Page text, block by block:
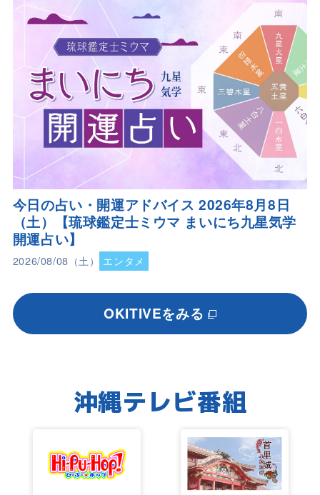
今日の占い・開運アドバイス 2026年8月8日
（土）【琉球鑑定士ミウマ まいにち九星気学
開運占い】
2026/08/08（土） エンタメ
OKITIVEをみる
沖縄テレビ番組